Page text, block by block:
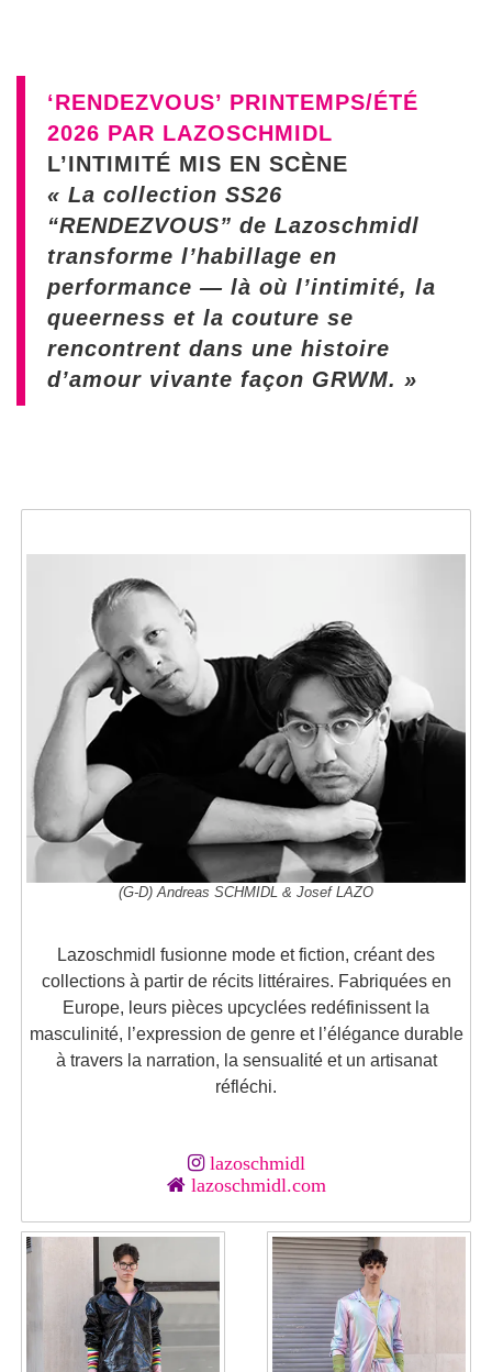
‘RENDEZVOUS’ PRINTEMPS/ÉTÉ
2026 PAR LAZOSCHMIDL
L’INTIMITÉ MIS EN SCÈNE
« La collection SS26
“RENDEZVOUS” de Lazoschmidl
transforme l’habillage en
performance — là où l’intimité, la
queerness et la couture se
rencontrent dans une histoire
d’amour vivante façon GRWM. »
(G-D) Andreas SCHMIDL & Josef LAZO
Lazoschmidl fusionne mode et fiction, créant des
collections à partir de récits littéraires. Fabriquées en
Europe, leurs pièces upcyclées redéfinissent la
masculinité, l’expression de genre et l’élégance durable
à travers la narration, la sensualité et un artisanat
réfléchi.
lazoschmidl
lazoschmidl.com